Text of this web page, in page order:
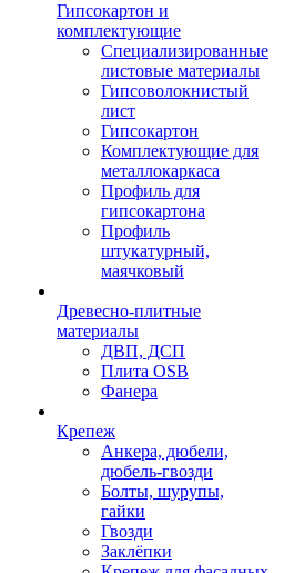
Гипсокартон и
комплектующие
Специализированные
листовые материалы
Гипсоволокнистый
лист
Гипсокартон
Комплектующие для
металлокаркаса
Профиль для
гипсокартона
Профиль
штукатурный,
маячковый
Древесно-плитные
материалы
ДВП, ДСП
Плита OSB
Фанера
Крепеж
Анкера, дюбели,
дюбель-гвозди
Болты, шурупы,
гайки
Гвозди
Заклёпки